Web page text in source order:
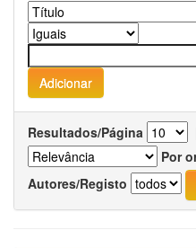
Resultados/Página
Por
Autores/Registo